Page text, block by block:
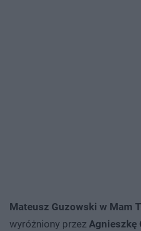
Mateusz Guzowski w Mam
wyróżniony przez Agnieszkę